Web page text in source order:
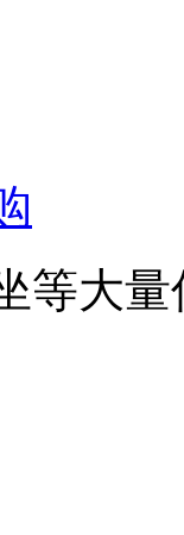
等大